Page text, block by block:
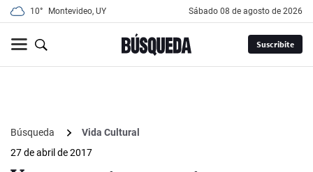
10° Montevideo, UY sábado 08 de agosto de 2026
Suscribite
Búsqueda
Vida Cultural
27 de abril de 2017